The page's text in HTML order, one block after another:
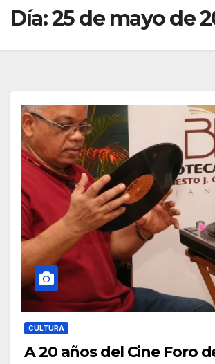
Día:25 de mayo de
CULTURA
A 20 años del Cine Foro